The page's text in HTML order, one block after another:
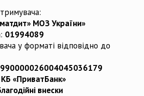
МОЗ України»
01994089
у форматі відповідно до
«ПриватБанк»
внески